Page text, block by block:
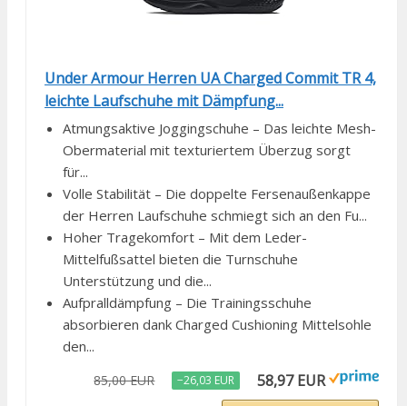
Under Armour Herren UA Charged Commit TR 4,
leichte Laufschuhe mit Dämpfung...
Atmungsaktive Joggingschuhe – Das leichte Mesh-
Obermaterial mit texturiertem Überzug sorgt
für...
Volle Stabilität – Die doppelte Fersenaußenkappe
der Herren Laufschuhe schmiegt sich an den Fu...
Hoher Tragekomfort – Mit dem Leder-
Mittelfußsattel bieten die Turnschuhe
Unterstützung und die...
Aufpralldämpfung – Die Trainingsschuhe
absorbieren dank Charged Cushioning Mittelsohle
den...
85,00 EUR −26,03 EUR 58,97 EUR